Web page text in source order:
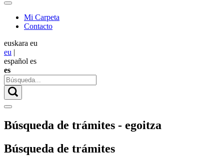
Mi Carpeta
Contacto
euskara eu
eu |
español es
es
Búsqueda de trámites - egoitza
Búsqueda de trámites